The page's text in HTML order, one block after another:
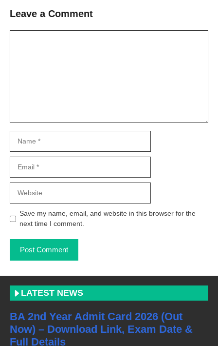
Leave a Comment
Save my name, email, and website in this browser for the
next time I comment.
LATEST NEWS
BA 2nd Year Admit Card 2026 (Out
Now) – Download Link, Exam Date &
Full Details